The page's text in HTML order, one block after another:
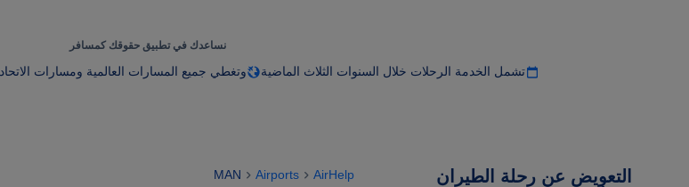
نساعدك في تطبيق حقوقك كمسافر
تشمل الخدمة الرحلات خلال السنوات الثلاث الماضية وتغطي جميع المسارات العالمية ومسارات
التعويض عن رحلة الطيران
AirHelp
Airports
MAN